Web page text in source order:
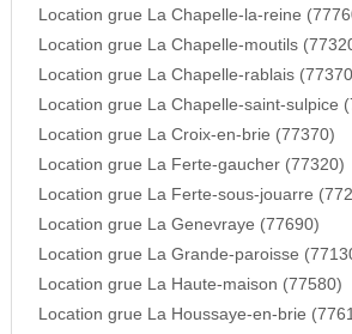
Location grue La Chapelle-la-reine
Location grue La Chapelle-moutils
Location grue La Chapelle-rablais
Location grue La Chapelle-saint-sulpice
Location grue La Croix-en-brie (77370)
Location grue La Ferte-gaucher (77320)
Location grue La Ferte-sous-jouarre
Location grue La Genevraye (77690)
Location grue La Grande-paroisse
Location grue La Haute-maison (77580)
Location grue La Houssaye-en-brie